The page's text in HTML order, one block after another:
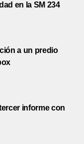
en la SM 234
a un predio
informe con